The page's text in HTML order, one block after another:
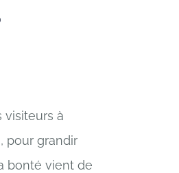
visiteurs à
pour grandir
bonté vient de